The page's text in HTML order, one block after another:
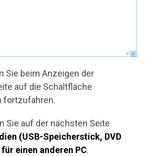
Sie beim Anzeigen der
auf die Schaltfläche
fortzufahren.
Sie auf der nächsten Seite
(USB-Speicherstick, DVD
einen anderen PC.